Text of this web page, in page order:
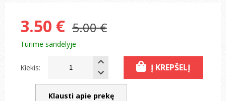
3.50 € 5.00 €
Turime sandėlyje
Kiekis: Į KREPŠELĮ
Klausti apie prekę